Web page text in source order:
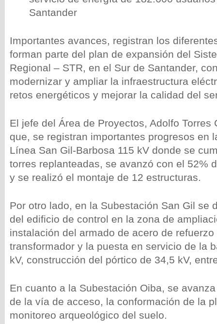
Santander
Importantes avances, registran los
forman parte del plan de expansión del
Regional – STR, en el Sur de Santander,
modernizar y ampliar la infraestructura
retos energéticos y mejorar la calidad del
El jefe del Área de Proyectos, Adolfo Torres
que, se registran importantes progresos en
Línea San Gil-Barbosa 115 kV donde se
torres replanteadas, se avanzó con el 52%
y se realizó el montaje de 12 estructuras.
Por otro lado, en la Subestación San Gil se
del edificio de control en la zona de
instalación del armado de acero de
transformador y la puesta en servicio de la
kV, construcción del pórtico de 34,5 kV,
En cuanto a la Subestación Oiba, se
de la vía de acceso, la conformación de la
monitoreo arqueológico del suelo.
wp-